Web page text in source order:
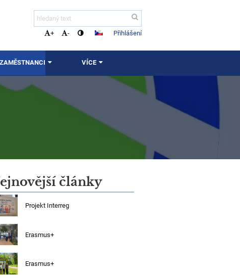
+ - Přihlášení
VÍCE
články
Projekt Interreg
Erasmus+
Erasmus+